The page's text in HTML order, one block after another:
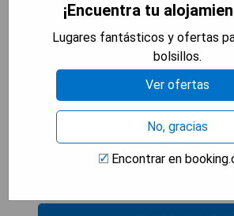
encuentra a 22 km del alojamiento.
más cercano es el Aeropuerto
Salisbury-Ocean City, ubicado a 59
on the creek.
- Amplia selección para el
- Spa y jacuzzi disponibles
- Cerca de actividades al aire libre
¡Encuentra tu
Lugares fantásticos y ofertas
bolsillos.
Ver ofertas
No, gracias
Encontrar en